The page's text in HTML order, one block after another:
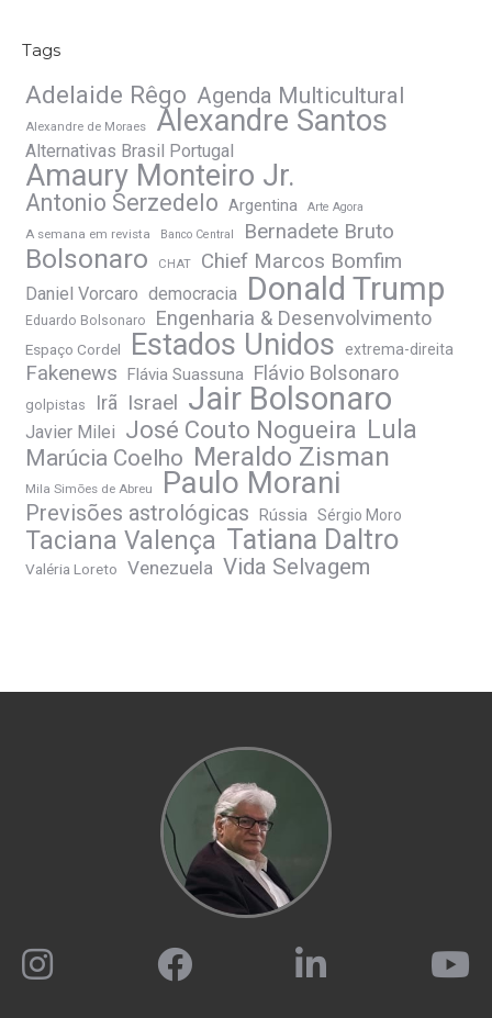
Tags
Adelaide Rêgo Agenda Multicultural
Alexandre de Moraes Alexandre Santos
Alternativas Brasil Portugal
Amaury Monteiro Jr.
Antonio Serzedelo Argentina Arte Agora
A semana em revista Banco Central Bernadete Bruto
Bolsonaro CHAT Chief Marcos Bomfim
Daniel Vorcaro democracia Donald Trump
Eduardo Bolsonaro Engenharia & Desenvolvimento
Espaço Cordel Estados Unidos extrema-direita
Fakenews Flávia Suassuna Flávio Bolsonaro
golpistas Irã Israel Jair Bolsonaro
Javier Milei José Couto Nogueira Lula
Marúcia Coelho Meraldo Zisman
Mila Simões de Abreu Paulo Morani
Previsões astrológicas Rússia Sérgio Moro
Taciana Valença Tatiana Daltro
Valéria Loreto Venezuela Vida Selvagem